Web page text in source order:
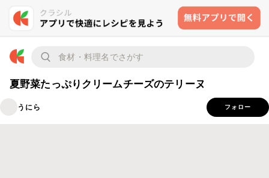
夏野菜たっぷりクリームチーズのテリーヌ
うにら フォロー